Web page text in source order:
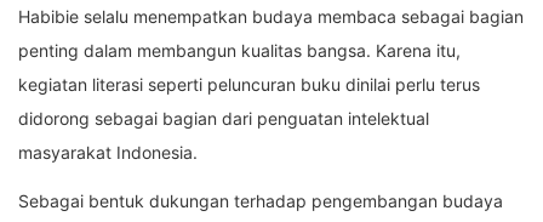
Habibie selalu menempatkan budaya membaca sebagai bagian
penting dalam membangun kualitas bangsa. Karena itu,
kegiatan literasi seperti peluncuran buku dinilai perlu terus
didorong sebagai bagian dari penguatan intelektual
masyarakat Indonesia.
Sebagai bentuk dukungan terhadap pengembangan budaya